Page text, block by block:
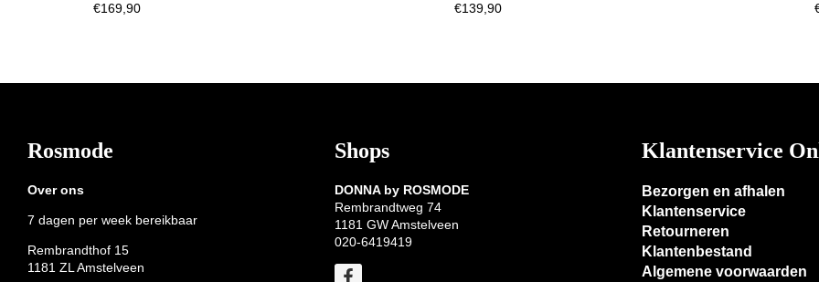
€169,90 €139,90
Footer
Rosmode
Over ons
7 dagen per week bereikbaar
Rembrandthof 15
1181 ZL Amstelveen
Shops
DONNA by ROSMODE
Rembrandtweg 74
1181 GW Amstelveen
020-6419419
Klantenservice
Bezorgen en afhalen
Klantenservice
Retourneren
Klantenbestand
Algemene voorwaarden